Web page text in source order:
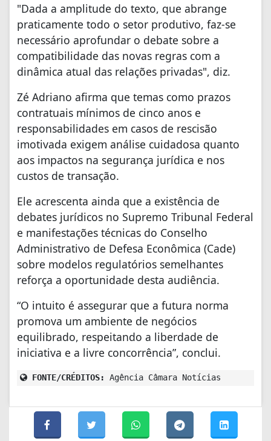
"Dada a amplitude do texto, que abrange
praticamente todo o setor produtivo, faz-se
necessário aprofundar o debate sobre a
compatibilidade das novas regras com a
dinâmica atual das relações privadas", diz.
Zé Adriano afirma que temas como prazos
contratuais mínimos de cinco anos e
responsabilidades em casos de rescisão
imotivada exigem análise cuidadosa quanto
aos impactos na segurança jurídica e nos
custos de transação.
Ele acrescenta ainda que a existência de
debates jurídicos no Supremo Tribunal Federal
e manifestações técnicas do Conselho
Administrativo de Defesa Econômica (Cade)
sobre modelos regulatórios semelhantes
reforça a oportunidade desta audiência.
“O intuito é assegurar que a futura norma
promova um ambiente de negócios
equilibrado, respeitando a liberdade de
iniciativa e a livre concorrência”, conclui.
FONTE/CRÉDITOS: Agência Câmara Notícias